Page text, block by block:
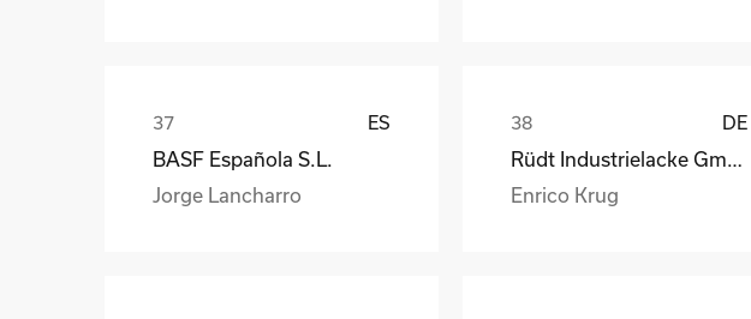
ES
BASF Española S.L.
Jorge Lancharro
DE
Rüdt Industrielacke GmbH & Co.KG
Enrico Krug